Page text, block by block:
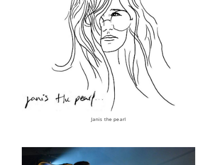
Janis the pearl